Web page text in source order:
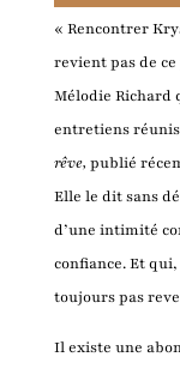
« Rencontrer
revient pas de ce
Mélodie Richard
entretiens
rêve, publié
Elle le dit sans
d’une intimité
confiance. Et
toujours pas
Il existe une